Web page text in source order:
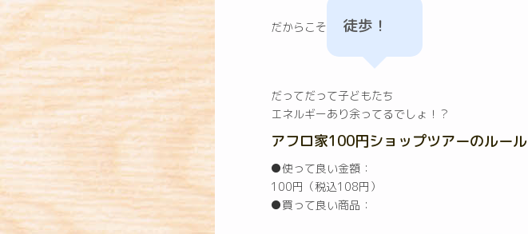
だからこそ 徒歩！
だってだって子どもたち
エネルギーあり余ってるでしょ！？
アフロ家100円ショップツアーのルール
●使って良い金額：
100円（税込108円）
●買って良い商品：